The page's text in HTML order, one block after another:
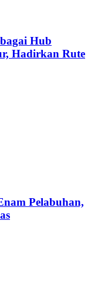
Hub
Hadirkan Rute
Pelabuhan,